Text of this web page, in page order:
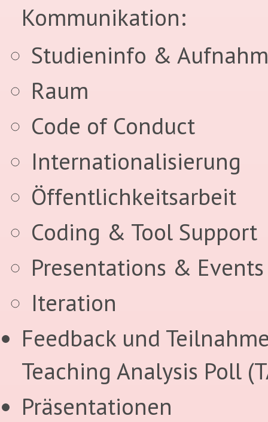
Kommunikation:
Studieninfo &
Raum
Code of Conduct
Internationalisierung
Öffentlichkeitsarbeit
Coding & Tool Support
Presentations & Events
Iteration
Feedback und
Teaching Analysis Poll
Präsentationen